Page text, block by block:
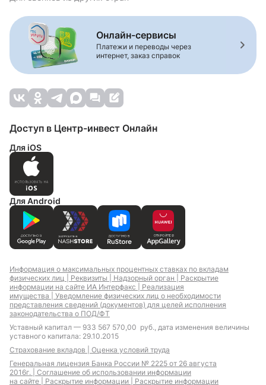
Онлайн-сервисы
Платежи и переводы через
интернет, заказ справок
Доступ в Центр-инвест Онлайн
Для iOS
Для Android
Информация о максимальных процентных ставках по вкладам
физических лиц | Реквизиты | Надзорный орган | Раскрытие
информации на сайте ИА Интерфакс | Реализация
имущества | Уведомление физических лиц о необходимости
представления сведений (документов) для целей исполнения
законодательства о ПОД/ФТ
Уставный капитал — 933 567 570,00 руб., дата изменения величины
уставного капитала: 29.10.2015
Страхование вкладов | Оценка условий труда
Генеральная лицензия Банка России № 2225 от 26 августа
2016г. | Соглашение об использовании информации
на сайте | Раскрытие информации | Раскрытие информации